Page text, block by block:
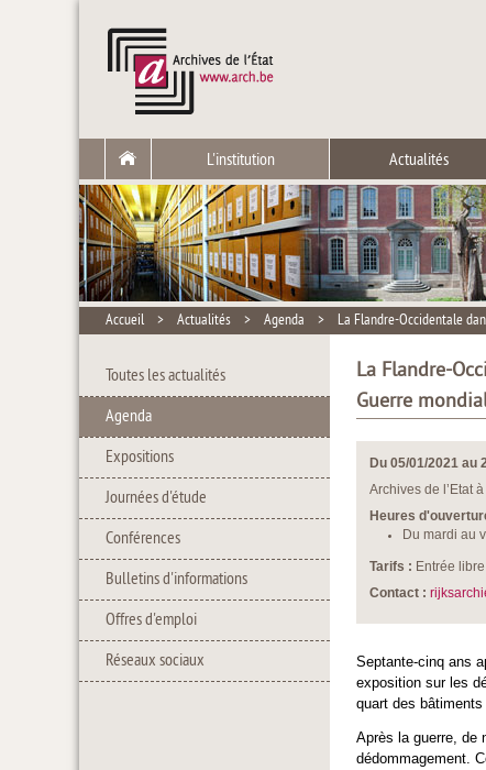
L'institution Actualités
Accueil > Actualités > Agenda > La Flandre-Occidentale
Toutes les actualités
Agenda
Expositions
Journées d'étude
Conférences
Bulletins d'informations
Offres d'emploi
Réseaux sociaux
La Flandre-
Guerre
Du 05/01/2021 au
Archives de l’Etat
Heures
Du mardi au
Tarifs : Entrée libre
Contact :
Septante-cinq ans
exposition sur les
quart des
Après la guerre, de
dédommagement.